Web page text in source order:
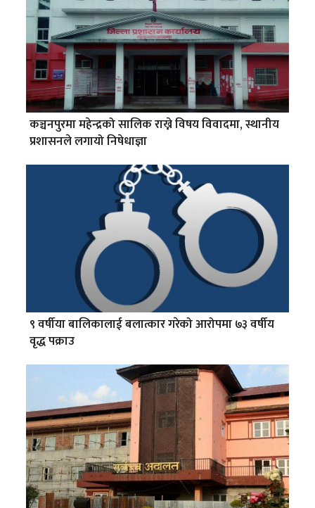
कञ्चनपुरमा महेन्द्रको सालिक राख्ने विषय विवादमा, स्थानीय
प्रशासनले लगायो निषेधाज्ञा
९ वर्षीया बालिकालाई बलात्कार गरेको आरोपमा ७३ वर्षीय
वृद्ध पक्राउ